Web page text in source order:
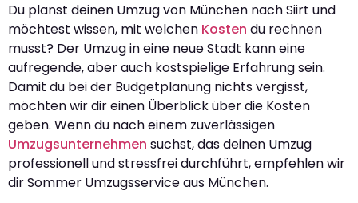
Du planst deinen Umzug von München nach Siirt und
möchtest wissen, mit welchen Kosten du rechnen
musst? Der Umzug in eine neue Stadt kann eine
aufregende, aber auch kostspielige Erfahrung sein.
Damit du bei der Budgetplanung nichts vergisst,
möchten wir dir einen Überblick über die Kosten
geben. Wenn du nach einem zuverlässigen
Umzugsunternehmen suchst, das deinen Umzug
professionell und stressfrei durchführt, empfehlen wir
dir Sommer Umzugsservice aus München.